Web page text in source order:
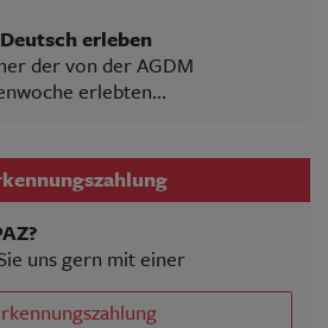
erleben
der von der AGDM
erlebten...
uns gern mit einer